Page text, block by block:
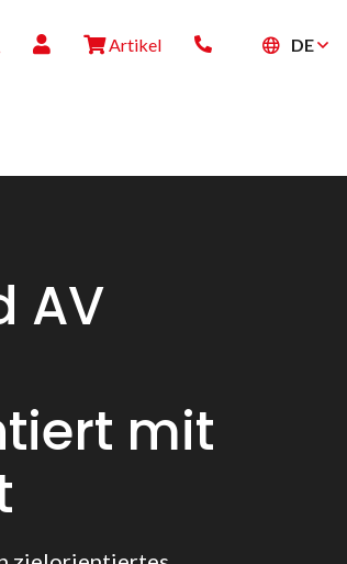
Artikel DE
AV
mit